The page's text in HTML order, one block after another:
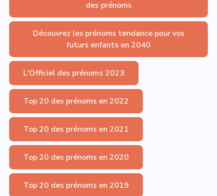
des prénoms
Découvrez les prénoms tendance pour vos
futurs enfants en 2040
L'Officiel des prénoms 2023
Top 20 des prénoms en 2022
Top 20 des prénoms en 2021
Top 20 des prénoms en 2020
Top 20 des prénoms en 2019